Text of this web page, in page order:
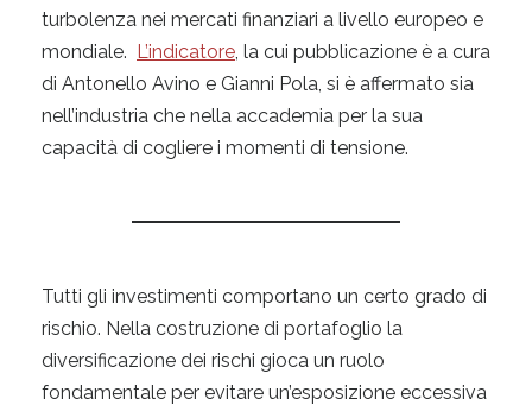
turbolenza nei mercati finanziari a livello europeo e
mondiale. L’indicatore , la cui pubblicazione è a cura
di Antonello Avino e Gianni Pola, si è affermato sia
nell’industria che nella accademia per la sua
capacità di cogliere i momenti di tensione.
Tutti gli investimenti comportano un certo grado di
rischio. Nella costruzione di portafoglio la
diversificazione dei rischi gioca un ruolo
fondamentale per evitare un’esposizione eccessiva